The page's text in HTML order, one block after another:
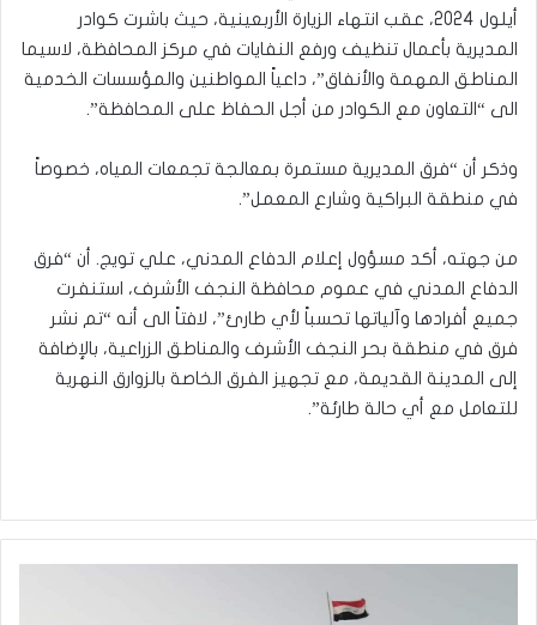
أيلول 2024، عقب انتهاء الزيارة الأربعينية، حيث باشرت كوادر
المديرية بأعمال تنظيف ورفع النفايات في مركز المحافظة، لاسيما
المناطق المهمة والأنفاق”، داعياً المواطنين والمؤسسات الخدمية
الى “التعاون مع الكوادر من أجل الحفاظ على المحافظة”.
وذكر أن “فرق المديرية مستمرة بمعالجة تجمعات المياه، خصوصاً
في منطقة البراكية وشارع المعمل”.
من جهته، أكد مسؤول إعلام الدفاع المدني، علي تويج. أن “فرق
الدفاع المدني في عموم محافظة النجف الأشرف، استنفرت
جميع أفرادها وآلياتها تحسباً لأي طارئ”، لافتاً الى أنه “تم نشر
فرق في منطقة بحر النجف الأشرف والمناطق الزراعية، بالإضافة
إلى المدينة القديمة، مع تجهيز الفرق الخاصة بالزوارق النهرية
للتعامل مع أي حالة طارئة”.